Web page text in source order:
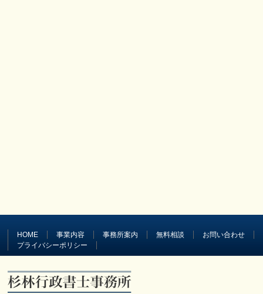
HOME 事業内容 事務所案内 無料相談
お問い合わせ
プライバシーポリシー